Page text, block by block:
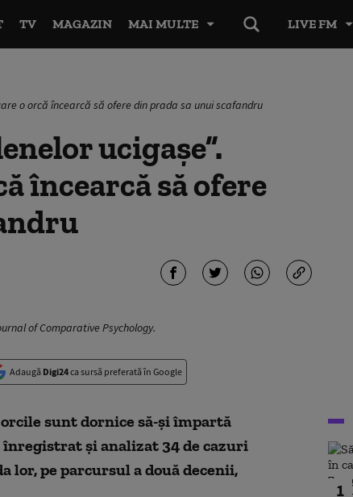
LIVE FM
TV MAGAZIN MAI MULTE
o orcă încearcă să ofere din prada sa unui scafandru
ucigașe”.
încearcă să ofere
of Comparative Psychology.
Adaugă Digi24ca sursă preferată în Google
orcile sunt dornice să-și împartă
și analizat 34 de cazuri
lor, pe parcursul a două decenii,
1